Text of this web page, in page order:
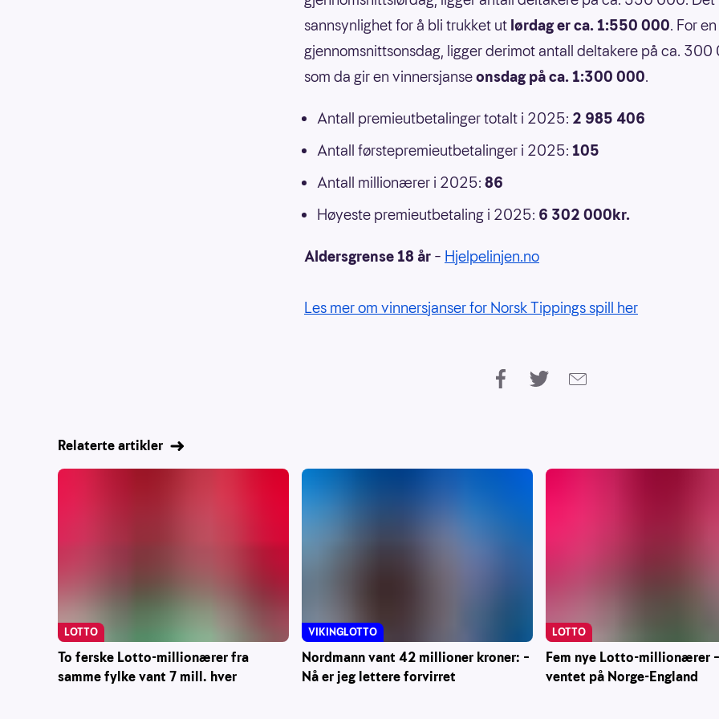
sannsynlighet for å bli trukket ut lørdag er ca. 1:550 000. For en
gjennomsnittsonsdag, ligger derimot antall deltakere på ca.
som da gir en vinnersjanseonsdag på ca. 1:300 000.
Antall premieutbetalinger totalt i 2025: 2 985 406
Antall førstepremieutbetalinger i 2025: 105
Antall millionærer i 2025: 86
Høyeste premieutbetaling i 2025: 6 302 000kr.
Aldersgrense 18 år – Hjelpelinjen.no
Les mer om vinnersjanser for Norsk Tippings spill her
Relaterte artikler
To ferske Lotto-millionærer fra
samme fylke vant 7 mill. hver
LOTTO
Nordmann vant 42 millioner kroner: –
Nå er jeg lettere forvirret
VIKINGLOTTO
Fem nye Lotto-millionærer
ventet på Norge-England
LOTTO